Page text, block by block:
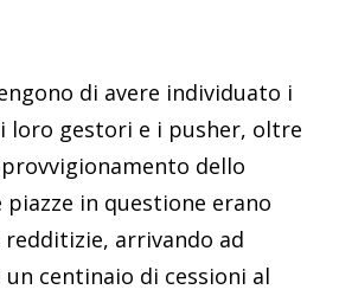
di avere individuato i
loro gestori e i pusher, oltre
dello
in questione erano
arrivando ad
centinaio di cessioni al